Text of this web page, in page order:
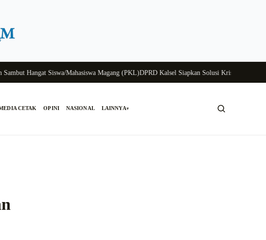
Hangat Siswa/Mahasiswa Magang (PKL) DPRD Kalsel Siapkan Solusi Krisis Perunggasan
CETAK OPINI NASIONAL LAINNYA▾